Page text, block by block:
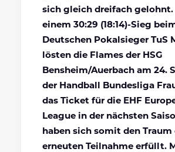
sich gleich dreifach
einem 30:29 (18:14)-Sieg
Deutschen Pokalsieger TuS
lösten die Flames der HSG
Bensheim/Auerbach am 24.
der Handball Bundesliga
das Ticket für die EHF
League in der nächsten
haben sich somit den Traum
erneuten Teilnahme erfüllt.